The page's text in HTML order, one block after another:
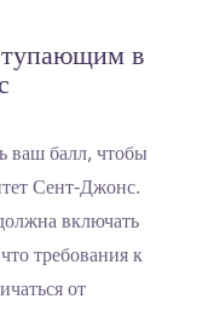
в
ваш балл, чтобы
Сент-Джонс.
включать
требования к
от